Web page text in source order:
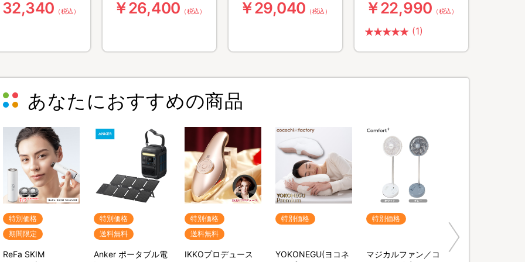
ray BOX（送料
・4枚組）
32,340 （税込）
／DVD-BOX（送料無
料・6枚組）
￥26,400 （税込）
き・送料無料・4枚
￥29,040 （税込）
送料無料・6枚組）
￥22,990 （税込）
(1)
あなたにおすすめの商品
特別価格
期間限定
ReFa SKIM
特別価格
送料無料
Anker ポータブル電
特別価格
送料無料
IKKOプロデュース
特別価格
YOKONEGU(ヨコネ
特別価格
マジカルファン／コ